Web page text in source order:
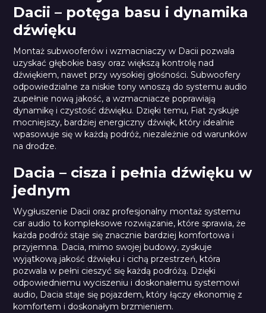
Dacii – potęga basu i dynamika
dźwięku
Montaż subwooferów i wzmacniaczy w Dacii pozwala
uzyskać głębokie basy oraz większą kontrolę nad
dźwiękiem, nawet przy wysokiej głośności. Subwoofery
odpowiedzialne za niskie tony wnoszą do systemu audio
zupełnie nową jakość, a wzmacniacze poprawiają
dynamikę i czystość dźwięku. Dzięki temu, Fiat zyskuje
mocniejszy, bardziej energiczny dźwięk, który idealnie
wpasowuje się w każdą podróż, niezależnie od warunków
na drodze.
Dacia – cisza i pełnia dźwięku w
jednym
Wygłuszenie Dacii oraz profesjonalny montaż systemu
car audio to kompleksowe rozwiązanie, które sprawia, że
każda podróż staje się znacznie bardziej komfortowa i
przyjemna. Dacia, mimo swojej budowy, zyskuje
wyjątkową jakość dźwięku i cichą przestrzeń, która
pozwala w pełni cieszyć się każdą podróżą. Dzięki
odpowiedniemu wyciszeniu i doskonałemu systemowi
audio, Dacia staje się pojazdem, który łączy ekonomię z
komfortem i doskonałym brzmieniem.